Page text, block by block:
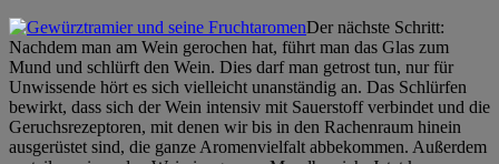
Der nächste Schritt:
Nachdem man am Wein gerochen hat, führt man das Glas zum
Mund und schlürft den Wein. Dies darf man getrost tun, nur für
Unwissende hört es sich vielleicht unanständig an. Das Schlürfen
bewirkt, dass sich der Wein intensiv mit Sauerstoff verbindet und die
Geruchsrezeptoren, mit denen wir bis in den Rachenraum hinein
ausgerüstet sind, die ganze Aromenvielfalt abbekommen. Außerdem